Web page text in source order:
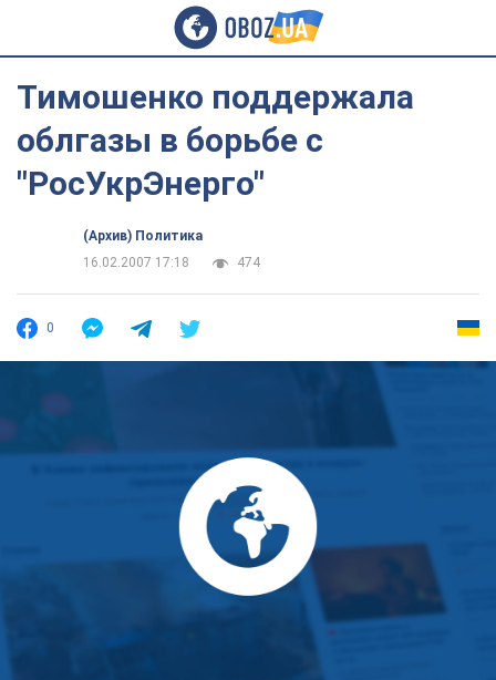
Тимошенко поддержала
облгазы в борьбе с
"РосУкрЭнерго"
(Архив) Политика
16.02.2007 17:18
474
0